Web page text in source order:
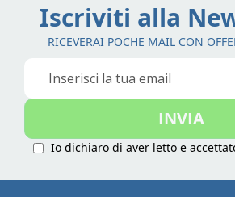
Iscriviti alla
RICEVERAI POCHE MAIL CON
Iscriviti
nostra
INVIA
Io dichiaro di aver letto e